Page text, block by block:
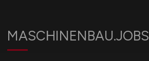
MASCHINENBAU.JOBS